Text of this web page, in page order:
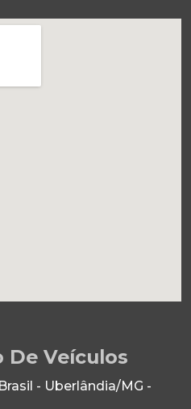
De Veículos
- Uberlândia/MG -